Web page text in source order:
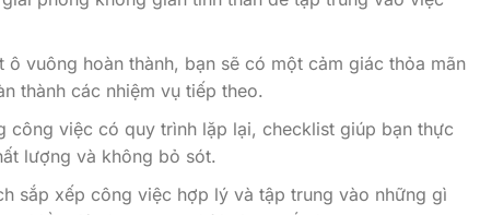
ô vuông hoàn thành, bạn sẽ có một cảm giác thỏa mãn
thành các nhiệm vụ tiếp theo.
công việc có quy trình lặp lại, checklist giúp bạn thực
lượng và không bỏ sót.
sắp xếp công việc hợp lý và tập trung vào những gì